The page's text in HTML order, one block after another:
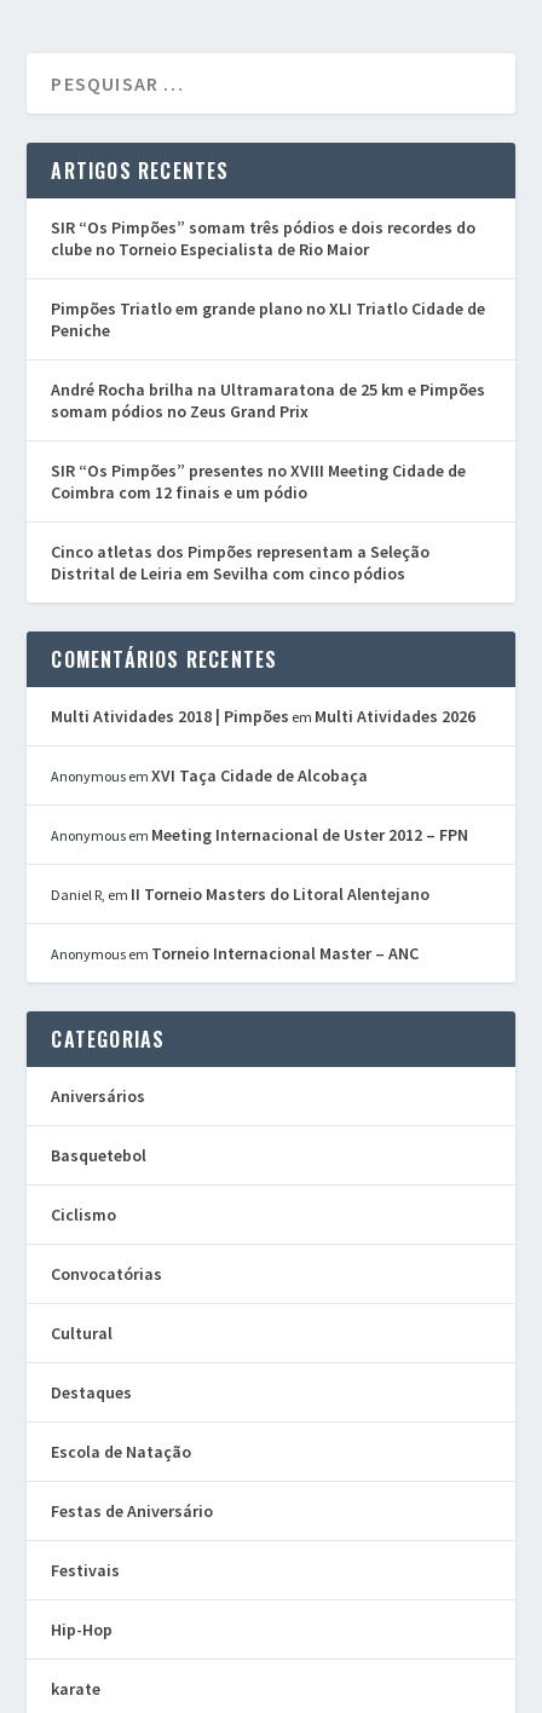
ARTIGOS RECENTES
SIR “Os Pimpões” somam três pódios e dois recordes do
clube no Torneio Especialista de Rio Maior
Pimpões Triatlo em grande plano no XLI Triatlo Cidade de
Peniche
André Rocha brilha na Ultramaratona de 25 km e Pimpões
somam pódios no Zeus Grand Prix
SIR “Os Pimpões” presentes no XVIII Meeting Cidade de
Coimbra com 12 finais e um pódio
Cinco atletas dos Pimpões representam a Seleção
Distrital de Leiria em Sevilha com cinco pódios
COMENTÁRIOS RECENTES
Multi Atividades 2018 | Pimpões em Multi Atividades 2026
Anonymous emXVI Taça Cidade de Alcobaça
Anonymous em Meeting Internacional de Uster 2012 – FPN
Daniel R, em II Torneio Masters do Litoral Alentejano
Anonymous em Torneio Internacional Master – ANC
CATEGORIAS
Aniversários
Basquetebol
Ciclismo
Convocatórias
Cultural
Destaques
Escola de Natação
Festas de Aniversário
Festivais
Hip-Hop
karate